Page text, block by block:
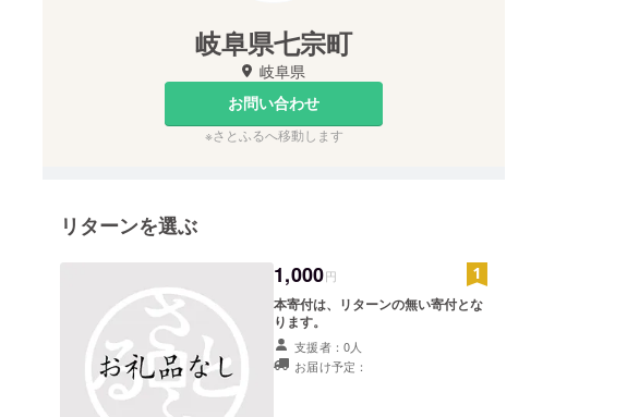
岐阜県七宗町
岐阜県
お問い合わせ
※さとふるへ移動します
リターンを選ぶ
1,000円
本寄付は、リターンの無い寄付とな
ります。
支援者：0人
お届け予定：